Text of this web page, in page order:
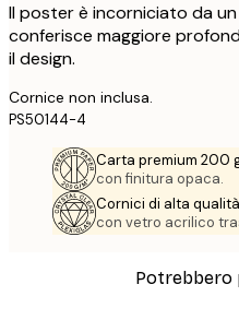
Il poster è incorniciato da
conferisce maggiore
il design.
Cornice non inclusa.
PS50144-4
Carta premium 200
con finitura opaca.
Cornici di alta qualità
con vetro acrilico
Potrebbero